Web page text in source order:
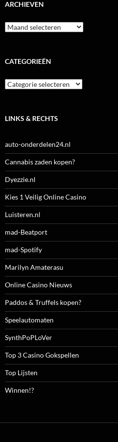
ARCHIEVEN
Archieven
CATEGORIEËN
Categorieën
LINKS & RECHTS
auto-onderdelen24.nl
Cannabis zaden kopen?
Dyezzie.nl
Kies 1 Veilig Online Casino
Luisteren.nl
mad-Beatport
mad-Spotify
Marilyn Amaterasu
Online Casino Nieuws
Paddos & Truffels kopen?
Speelautomaten
SynthPoPLoVer
Top 3 Casino Gokspellen
Top Lijsten
Winnen!?